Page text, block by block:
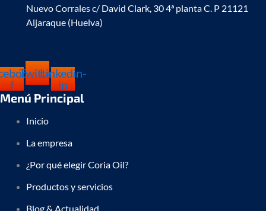
Nuevo Corrales c/ David Clark, 30 4ª planta C. P 21121
Aljaraque (Huelva)
f
TwitterLinkedin-
in
Menú Principal
Inicio
La empresa
¿Por qué elegir Coria Oil?
Productos y servicios
Blog & Actualidad